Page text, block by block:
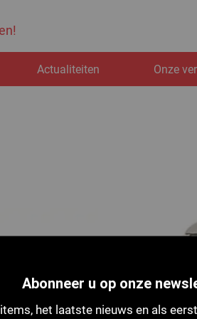
Actualiteiten Onze
Abonneer u op onze
het laatste nieuws en als